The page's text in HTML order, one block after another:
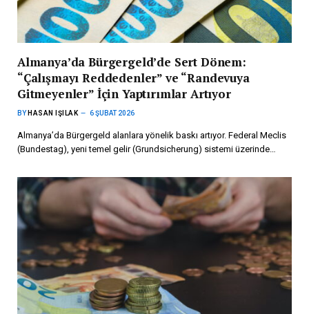
Almanya’da Bürgergeld’de Sert Dönem:
“Çalışmayı Reddedenler” ve “Randevuya
Gitmeyenler” İçin Yaptırımlar Artıyor
BY HASAN IŞILAK 6 ŞUBAT 2026
Almanya’da Bürgergeld alanlara yönelik baskı artıyor. Federal Meclis
(Bundestag), yeni temel gelir (Grundsicherung) sistemi üzerinde…